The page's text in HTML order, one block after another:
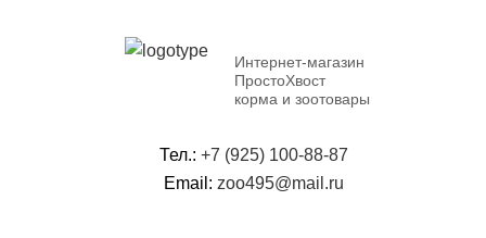
Интернет-магазин
ПростоХвост
корма и зоотовары
Тел.:+7 (925) 100-88-87
Email: zoo495@mail.ru